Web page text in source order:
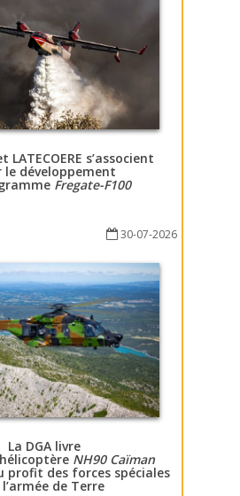
LATECOERE s’associent
le développement
Fregate-F100
30-07-2026
La DGA livre
NH90 Caïman
profit des forces spéciales
l’armée de Terre